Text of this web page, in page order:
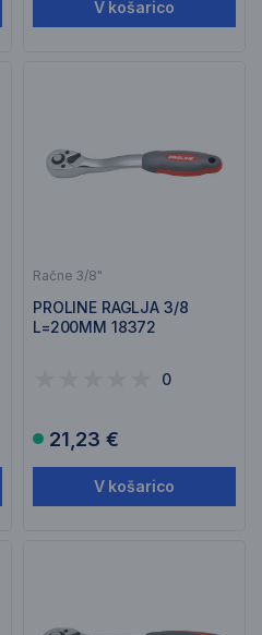
V košarico
Račne 3/8"
PROLINE RAGLJA 3/8
L=200MM 18372
0
21,23 €
V košarico